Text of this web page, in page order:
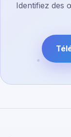
Identifiez des